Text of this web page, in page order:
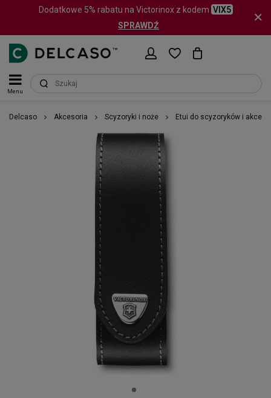
Dodatkowe 5% rabatu na Victorinox z kodem VIX5
SPRAWDŹ
Menu
Delcaso Akcesoria Scyzoryki i noże Etui do scyzoryków i